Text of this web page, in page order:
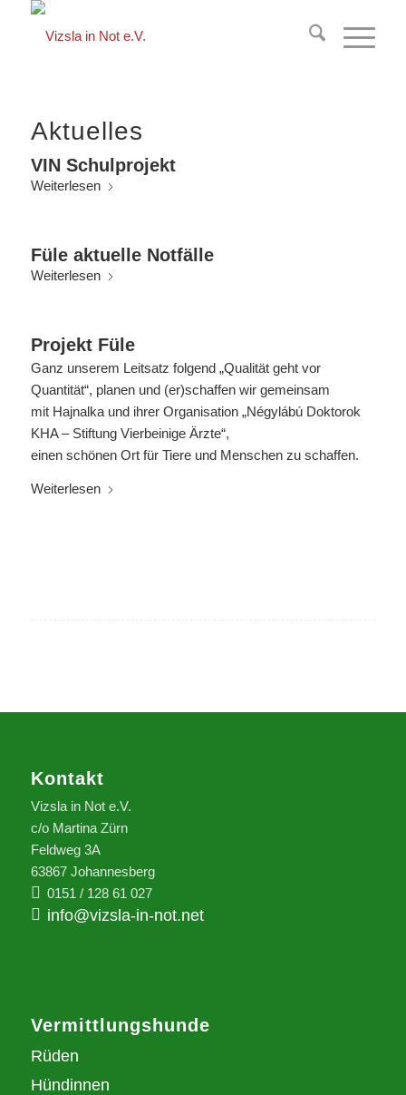
Aktuelles
VIN Schulprojekt
Weiterlesen
Füle aktuelle Notfälle
Weiterlesen
Projekt Füle
Ganz unserem Leitsatz folgend „Qualität geht vor
Quantität“, planen und (er)schaffen wir gemeinsam
mit Hajnalka und ihrer Organisation „Négylábú Doktorok
KHA – Stiftung Vierbeinige Ärzte“,
einen schönen Ort für Tiere und Menschen zu schaffen.
Weiterlesen
Kontakt
Vizsla in Not e.V.
c/o Martina Zürn
Feldweg 3A
63867 Johannesberg
0151 / 128 61 027
info@vizsla-in-not.net
Vermittlungshunde
Rüden
Hündinnen